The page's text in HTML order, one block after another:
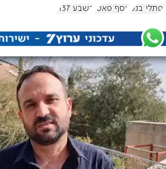
נפתלי בנט אסף פאסי בשבע 1137